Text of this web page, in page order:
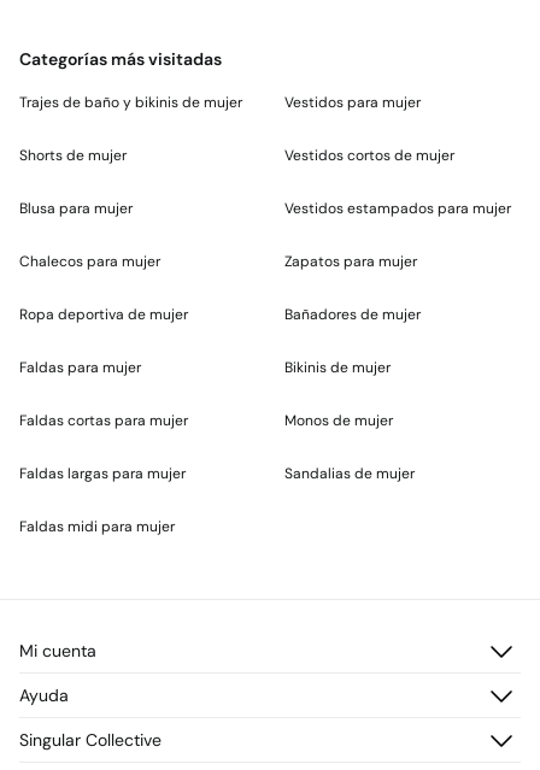
Categorías más visitadas
Trajes de baño y bikinis de mujer
Shorts de mujer
Blusa para mujer
Chalecos para mujer
Ropa deportiva de mujer
Faldas para mujer
Faldas cortas para mujer
Faldas largas para mujer
Faldas midi para mujer
Vestidos para mujer
Vestidos cortos de mujer
Vestidos estampados para mujer
Zapatos para mujer
Bañadores de mujer
Bikinis de mujer
Monos de mujer
Sandalias de mujer
Mi cuenta
Registrarme
Direcciones de envío
Ayuda
Preguntas frecuentes
Singular Collective